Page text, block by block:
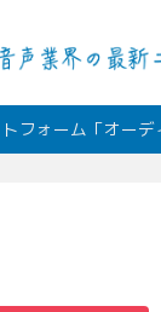
ォーム「オーデ